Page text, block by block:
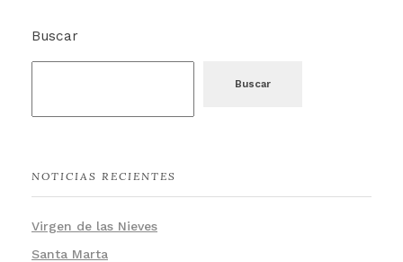
Buscar
Buscar
NOTICIAS RECIENTES
Virgen de las Nieves
Santa Marta